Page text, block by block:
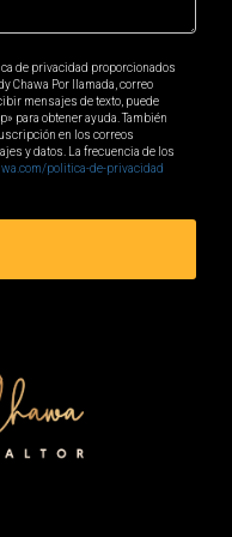
gestión y el
comerciales
y requerir
en Miami y
por alquiler,
de privacidad proporcionados
Chawa Por llamada, correo
mensajes de texto, puede
para obtener ayuda. También
en los correos
y datos. La frecuencia de los
politica-de-privacidad